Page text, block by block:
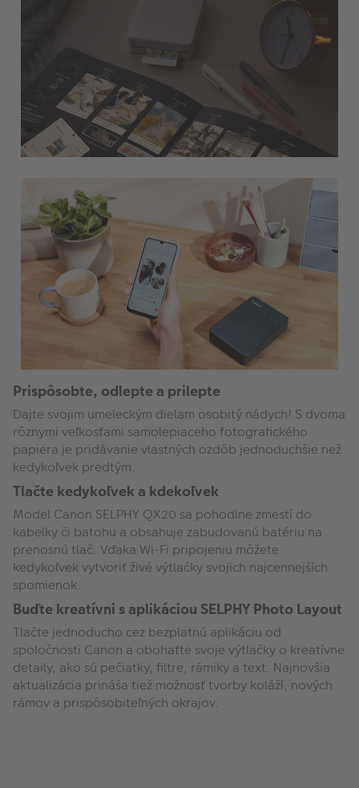
Prispôsobte, odlepte a prilepte
Dajte svojim umeleckým dielam osobitý nádych! S dvoma
rôznymi veľkosťami samolepiaceho fotografického
papiera je pridávanie vlastných ozdôb jednoduchšie než
kedykoľvek predtým.
Tlačte kedykoľvek a kdekoľvek
Model Canon SELPHY QX20 sa pohodlne zmestí do
kabelky či batohu a obsahuje zabudovanú batériu na
prenosnú tlač. Vďaka Wi-Fi pripojeniu môžete
kedykoľvek vytvoriť živé výtlačky svojich najcennejších
spomienok.
Buďte kreatívni s aplikáciou SELPHY Photo Layout
Tlačte jednoducho cez bezplatnú aplikáciu od
spoločnosti Canon a obohaťte svoje výtlačky o kreatívne
detaily, ako sú pečiatky, filtre, rámiky a text. Najnovšia
aktualizácia prináša tiež možnosť tvorby koláží, nových
rámov a prispôsobiteľných okrajov.